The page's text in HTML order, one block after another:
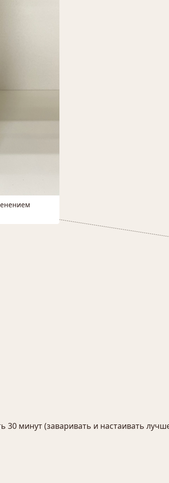
30 минут (заваривать и настаивать